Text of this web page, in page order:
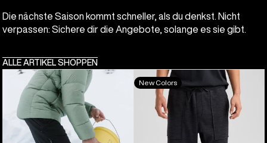
Die nächste Saison kommt schneller, als du denkst. Nicht
verpassen: Sichere dir die Angebote, solange es sie gibt.
ALLE ARTIKEL SHOPPEN
Burton
[ak]®
Helium
Stretch
Insulated
Burton
Oak
Fleece
New Colors